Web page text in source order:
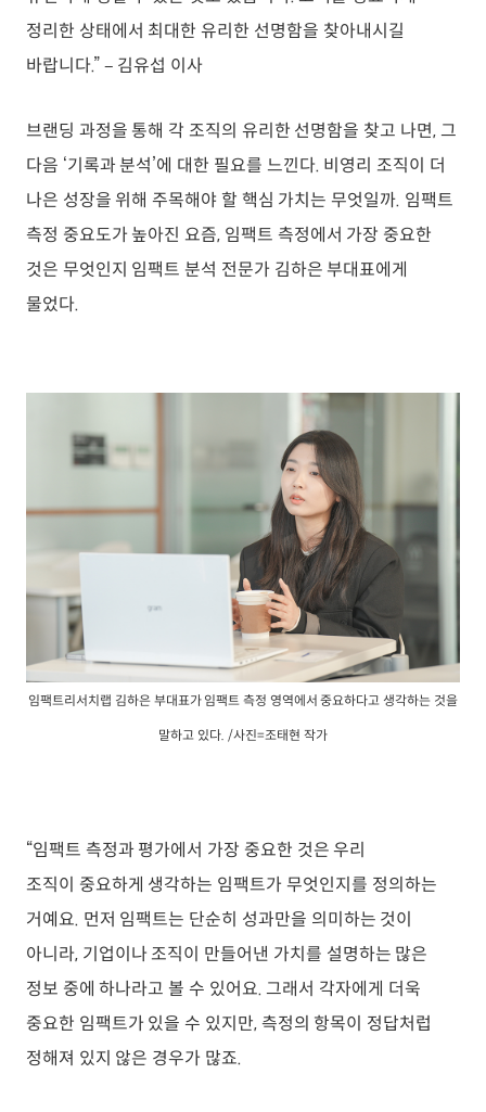
정리한 상태에서 최대한 유리한 선명함을 찾아내시길
바랍니다.” – 김유섭 이사
브랜딩 과정을 통해 각 조직의 유리한 선명함을 찾고 나면, 그
다음 ‘기록과 분석’에 대한 필요를 느낀다. 비영리 조직이 더
나은 성장을 위해 주목해야 할 핵심 가치는 무엇일까. 임팩트
측정 중요도가 높아진 요즘, 임팩트 측정에서 가장 중요한
것은 무엇인지 임팩트 분석 전문가 김하은 부대표에게
물었다.
임팩트리서치랩 김하은 부대표가 임팩트 측정 영역에서 중요하다고 생각하는 것을
말하고 있다. /사진=조태현 작가
“임팩트 측정과 평가에서 가장 중요한 것은 우리
조직이 중요하게 생각하는 임팩트가 무엇인지를 정의하는
거예요. 먼저 임팩트는 단순히 성과만을 의미하는 것이
아니라, 기업이나 조직이 만들어낸 가치를 설명하는 많은
정보 중에 하나라고 볼 수 있어요. 그래서 각자에게 더욱
중요한 임팩트가 있을 수 있지만, 측정의 항목이 정답처럽
정해져 있지 않은 경우가 많죠.